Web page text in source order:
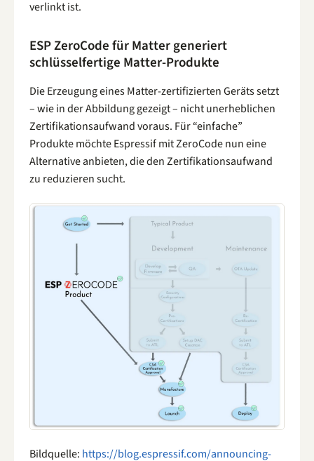
verlinkt ist.
ESP ZeroCode für Matter generiert
schlüsselfertige Matter-Produkte
Die Erzeugung eines Matter-zertifizierten Geräts setzt
– wie in der Abbildung gezeigt – nicht unerheblichen
Zertifikationsaufwand voraus. Für “einfache”
Produkte möchte Espressif mit ZeroCode nun eine
Alternative anbieten, die den Zertifikationsaufwand
zu reduzieren sucht.
Bildquelle: https://blog.espressif.com/announcing-